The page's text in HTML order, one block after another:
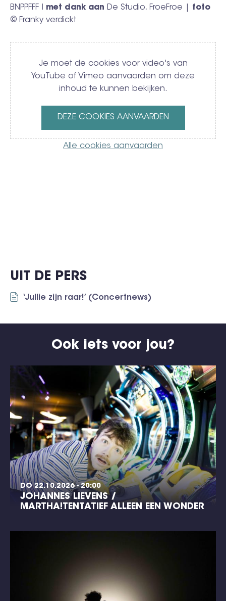
BNPPFFF ǀ met dank aan De Studio, FroeFroe | foto
© Franky verdickt
Video
Je moet de cookies voor video's van
YouTube of Vimeo aanvaarden om deze
inhoud te kunnen bekijken.
DEZE COOKIES AANVAARDEN
Alle cookies aanvaarden
UIT DE PERS
‘Jullie zijn raar!’ (Concertnews)
Ook iets voor jou?
DO 22.10.2026 - 20:00
JOHANNES LIEVENS /
MARTHA!TENTATIEF ALLEEN EEN WONDER